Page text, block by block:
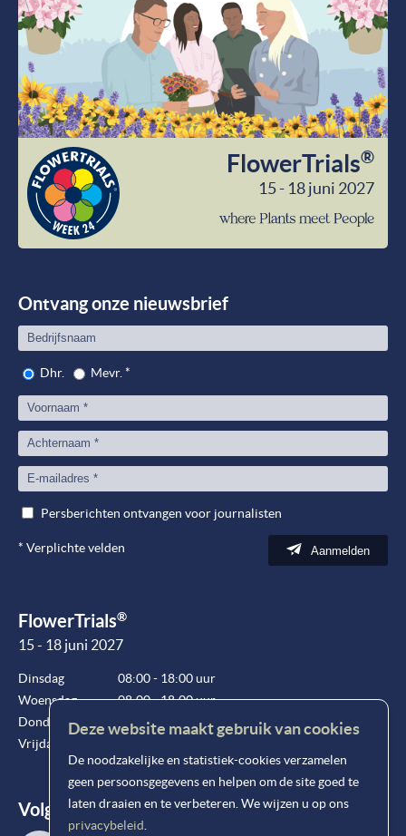
FlowerTrials®
15 - 18 juni 2027
Ontvang onze nieuwsbrief
Dhr. Mevr. *
Persberichten ontvangen voor journalisten
* Verplichte velden Aanmelden
FlowerTrials®
15 - 18 juni 2027
Dinsdag
08:00 - 18:00 uur
Woensdag
08:00 - 18:00 uur
Donderdag
08:00 - 18:00 uur
Vrijdag
Volg ons!
Deze website maakt gebruik van cookies
De noodzakelijke en statistiek-cookies verzamelen
geen persoonsgegevens en helpen om de site goed te
laten draaien en te verbeteren. We wijzen u op ons
privacybeleid